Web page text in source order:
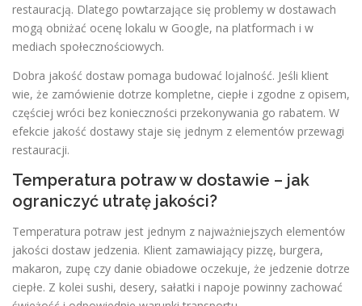
restauracją. Dlatego powtarzające się problemy w dostawach
mogą obniżać ocenę lokalu w Google, na platformach i w
mediach społecznościowych.
Dobra jakość dostaw pomaga budować lojalność. Jeśli klient
wie, że zamówienie dotrze kompletne, ciepłe i zgodne z opisem,
częściej wróci bez konieczności przekonywania go rabatem. W
efekcie jakość dostawy staje się jednym z elementów przewagi
restauracji.
Temperatura potraw w dostawie – jak
ograniczyć utratę jakości?
Temperatura potraw jest jednym z najważniejszych elementów
jakości dostaw jedzenia. Klient zamawiający pizzę, burgera,
makaron, zupę czy danie obiadowe oczekuje, że jedzenie dotrze
ciepłe. Z kolei sushi, desery, sałatki i napoje powinny zachować